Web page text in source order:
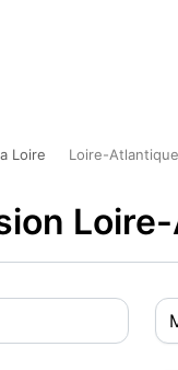
Loire Loire-